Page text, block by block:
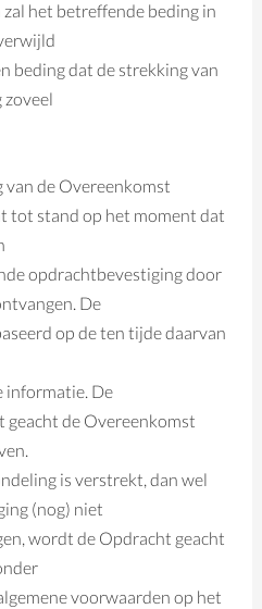
het betreffende beding in
beding dat de strekking van
de Overeenkomst
tot stand op het moment dat
opdrachtbevestiging door
De
op de ten tijde daarvan
informatie. De
de Overeenkomst
is verstrekt, dan wel
(nog) niet
wordt de Opdracht geacht
voorwaarden op het